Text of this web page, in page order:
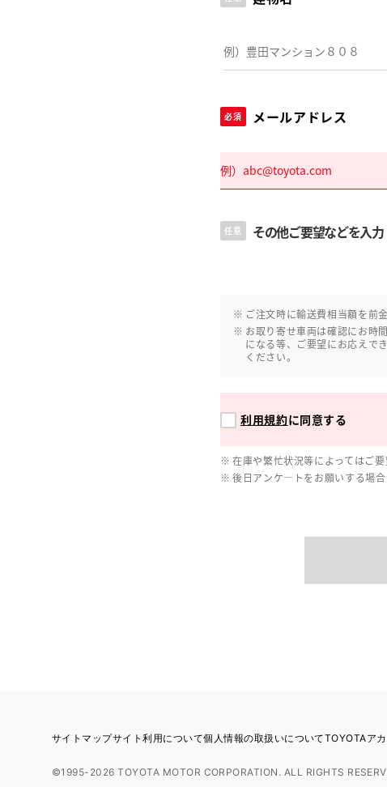
必須 メールアドレス
任意 その他ご要望などを入力
ご注文時に輸送費相当額を前
お取り寄せ車両は確認にお時
になる等、ご要望にお応えで
ください。
利用規約に同意する
在庫や繁忙状況等によってはご
後日アンケ―トをお願いする場合
サイトマップサイト利用について個人情報の取扱いについてTOYOTAア
©1995-2026 TOYOTA MOTOR CORPORATION. ALL RIGHTS